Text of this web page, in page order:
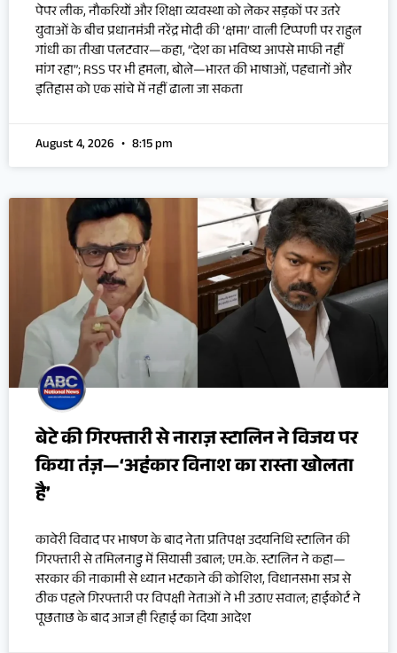
पेपर लीक, नौकरियों और शिक्षा व्यवस्था को लेकर सड़कों पर उतरे
युवाओं के बीच प्रधानमंत्री नरेंद्र मोदी की ‘क्षमा’ वाली टिप्पणी पर राहुल
गांधी का तीखा पलटवार—कहा, “देश का भविष्य आपसे माफी नहीं
मांग रहा”; RSS पर भी हमला, बोले—भारत की भाषाओं, पहचानों और
इतिहास को एक सांचे में नहीं ढाला जा सकता
August 4, 2026 8:15 pm
बेटे की गिरफ्तारी से नाराज़ स्टालिन ने विजय पर
किया तंज़—‘अहंकार विनाश का रास्ता खोलता
है’
कावेरी विवाद पर भाषण के बाद नेता प्रतिपक्ष उदयनिधि स्टालिन की
गिरफ्तारी से तमिलनाडु में सियासी उबाल; एम.के. स्टालिन ने कहा—
सरकार की नाकामी से ध्यान भटकाने की कोशिश, विधानसभा सत्र से
ठीक पहले गिरफ्तारी पर विपक्षी नेताओं ने भी उठाए सवाल; हाईकोर्ट ने
पूछताछ के बाद आज ही रिहाई का दिया आदेश